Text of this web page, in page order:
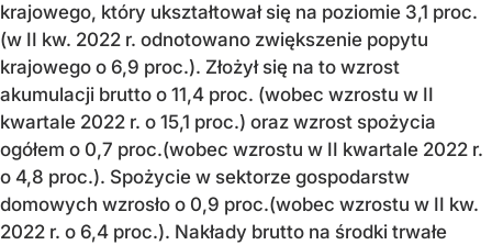
krajowego, który ukształtował się na poziomie 3,1 proc.
(w II kw. 2022 r. odnotowano zwiększenie popytu
krajowego o 6,9 proc.). Złożył się na to wzrost
akumulacji brutto o 11,4 proc. (wobec wzrostu w II
kwartale 2022 r. o 15,1 proc.) oraz wzrost spożycia
ogółem o 0,7 proc.(wobec wzrostu w II kwartale 2022 r.
o 4,8 proc.). Spożycie w sektorze gospodarstw
domowych wzrosło o 0,9 proc.(wobec wzrostu w II kw.
2022 r. o 6,4 proc.). Nakłady brutto na środki trwałe